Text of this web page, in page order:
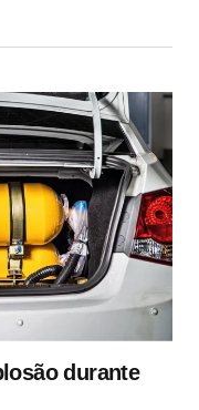
durante